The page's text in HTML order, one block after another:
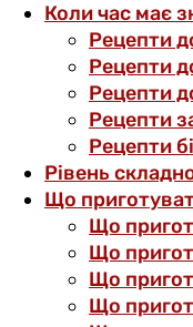
Коли час має
Рецепти
Рецепти
Рецепти
Рецепти
Рецепти
Рівень
Що
Що
Що
Що
Що